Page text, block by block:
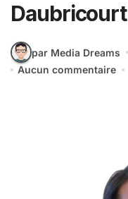
Daubricourt
par Media Dreams
Aucun commentaire